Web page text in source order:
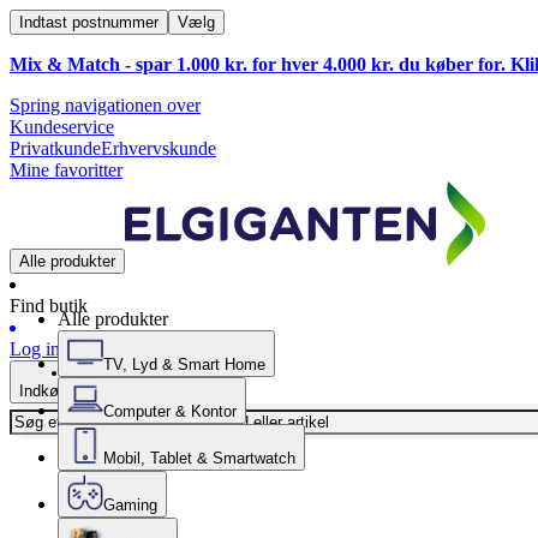
Indtast postnummer Vælg
Mix & Match - spar 1.000 kr. for hver 4.000 kr. du køber for.
Spring navigationen over
Kundeservice
PrivatkundeErhvervskunde
Mine favoritter
Alle produkter
Find butik
Log ind
Indkøbskurv
Alle produkter
TV, Lyd & Smart Home
Computer & Kontor
Mobil, Tablet & Smartwatch
Gaming